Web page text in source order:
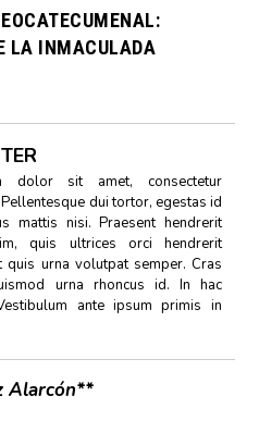
LA INMACULADA
dolor sit amet, consectetur
dui tortor, egestas id
mattis nisi. Praesent hendrerit
quis ultrices orci hendrerit
quis urna volutpat semper. Cras
urna rhoncus id. In hac
ante ipsum primis in
Alarcón**